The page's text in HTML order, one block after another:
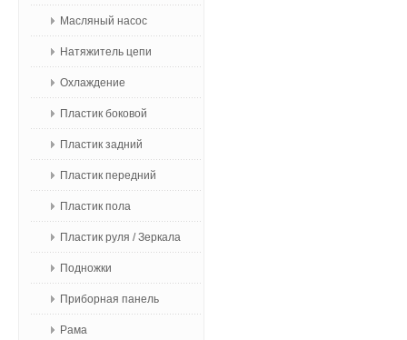
Масляный насос
Натяжитель цепи
Охлаждение
Пластик боковой
Пластик задний
Пластик передний
Пластик пола
Пластик руля / Зеркала
Подножки
Приборная панель
Рама